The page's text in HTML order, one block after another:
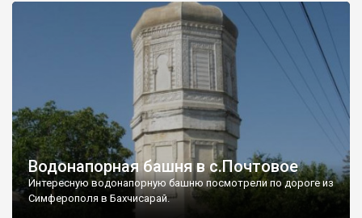
Водонапорная башня в с.Почтовое
Интересную водонапорную башню посмотрели по дороге из
Симферополя в Бахчисарай.